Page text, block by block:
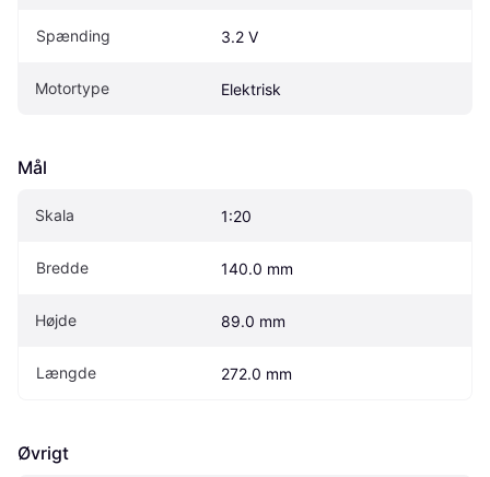
Spænding 3.2 V
Motortype Elektrisk
Mål
Skala 1:20
Bredde 140.0 mm
Højde 89.0 mm
Længde 272.0 mm
Øvrigt